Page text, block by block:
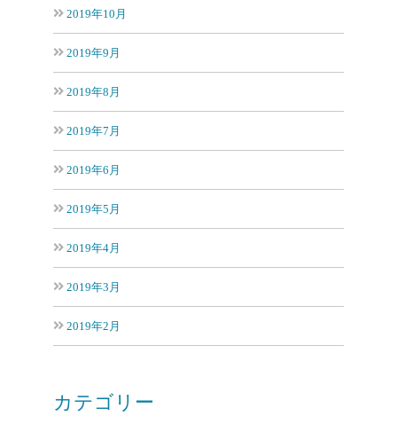
2019年10月
2019年9月
2019年8月
2019年7月
2019年6月
2019年5月
2019年4月
2019年3月
2019年2月
カテゴリー